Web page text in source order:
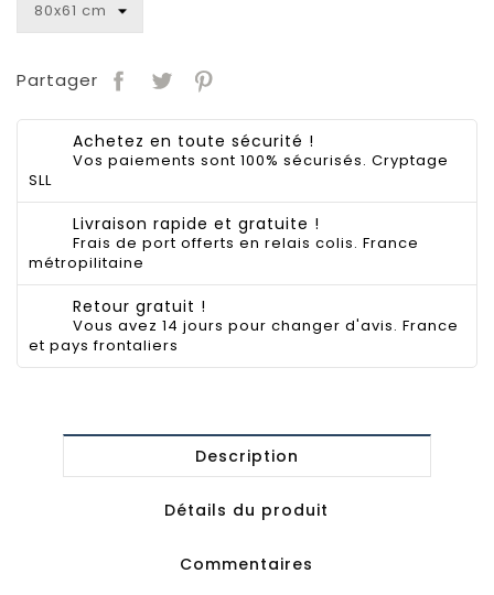
Partager
Achetez en toute sécurité !
Vos paiements sont 100% sécurisés. Cryptage
SLL
Livraison rapide et gratuite !
Frais de port offerts en relais colis. France
métropilitaine
Retour gratuit !
Vous avez 14 jours pour changer d'avis. France
et pays frontaliers
Description
Détails du produit
Commentaires